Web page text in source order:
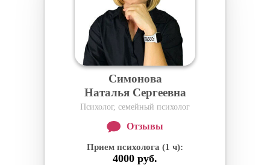
Симонова
Наталья Сергеевна
Психолог, семейный психолог
Отзывы
Прием психолога (1 ч):
4000 руб.